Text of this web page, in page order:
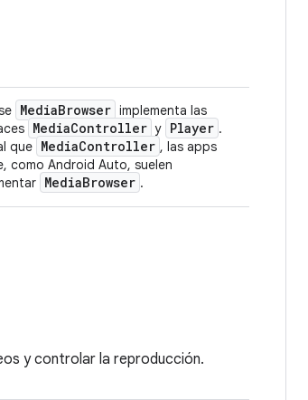
MediaBrowser implementa las
MediaController y Player .
que MediaController , las apps
como Android Auto, suelen
MediaBrowser .
y controlar la reproducción.